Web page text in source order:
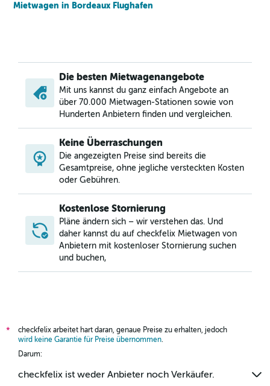
Mietwagen in Bordeaux Flughafen
Die besten Mietwagenangebote
Mit uns kannst du ganz einfach Angebote an
über 70.000 Mietwagen-Stationen sowie von
Hunderten Anbietern finden und vergleichen.
Keine Überraschungen
Die angezeigten Preise sind bereits die
Gesamtpreise, ohne jegliche versteckten Kosten
oder Gebühren.
Kostenlose Stornierung
Pläne ändern sich – wir verstehen das. Und
daher kannst du auf checkfelix Mietwagen von
Anbietern mit kostenloser Stornierung suchen
und buchen,
*
checkfelix arbeitet hart daran, genaue Preise zu erhalten, jedoch
wird keine Garantie für Preise übernommen.
Darum:
checkfelix ist weder Anbieter noch Verkäufer.